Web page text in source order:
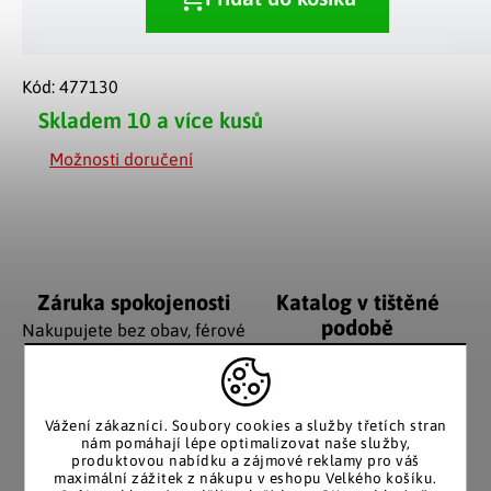
Vážení zákazníci. Soubory cookies a služby třetích stran
nám pomáhají lépe optimalizovat naše služby,
produktovou nabídku a zájmové reklamy pro váš
maximální zážitek z nákupu v eshopu Velkého košíku.
Skladem 10 a více kusů
Možnosti doručení
Kód: 477130
Záruka spokojenosti
Nakupujete bez obav, férové
jednání v každé situaci.
Katalog v tištěné
podobě
posíláme papírový katalog